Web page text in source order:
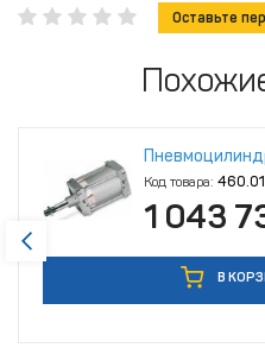
Оставьте
Код товара:
1 043
В